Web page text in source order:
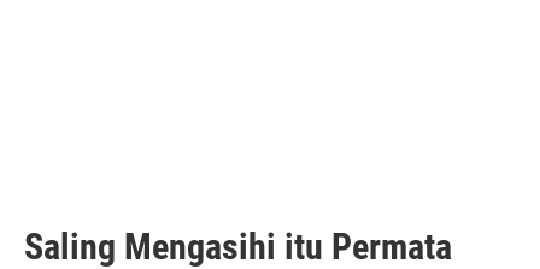
Saling Mengasihi itu Permata